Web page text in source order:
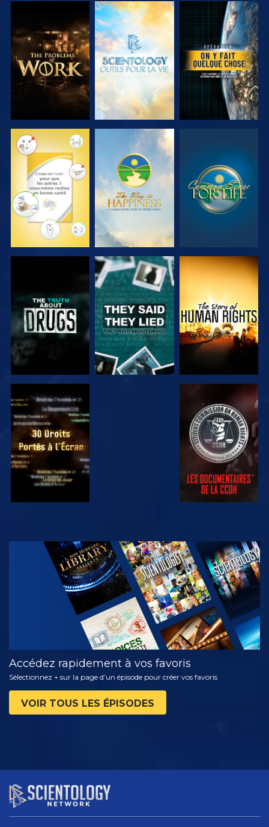
DÉCOUVRIR
LES SÉRIES
DÉCOUVRIR
LES SÉRIES
REGARDER
REGARDER REGARDER REGARDER
REGARDER REGARDER
REGARDER REGARDER
REGARDER
DÉCOUVRIR
LES SÉRIES
Accédez rapidement à vos favoris
Sélectionnez + sur la page d’un épisode pour créer vos favoris
VOIR TOUS LES ÉPISODES